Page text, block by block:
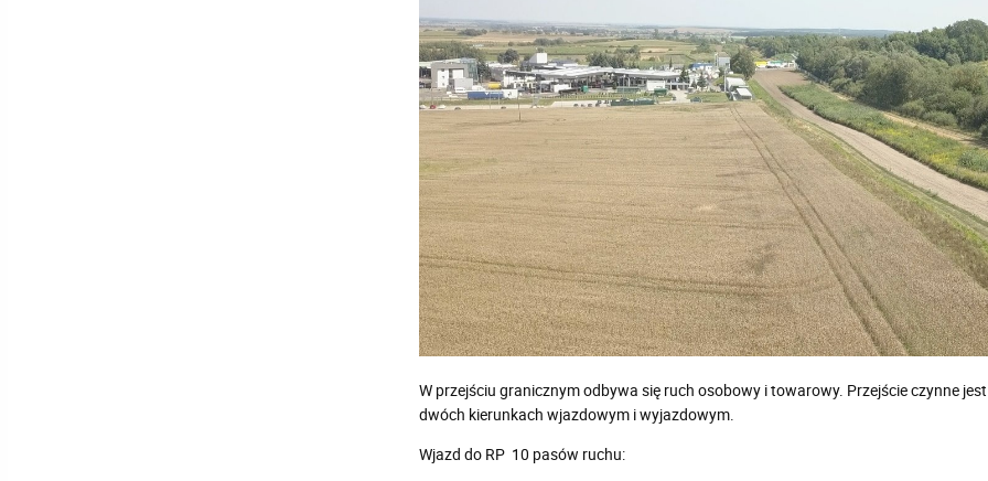
W przejściu granicznym odbywa się ruch osobowy i towarowy. Przejście czynne
dwóch kierunkach wjazdowym i wyjazdowym.
Wjazd do RP  10 pasów ruchu: